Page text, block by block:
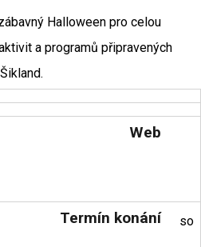
Halloween pro celou
a programů připravených
Web
Termín konání so